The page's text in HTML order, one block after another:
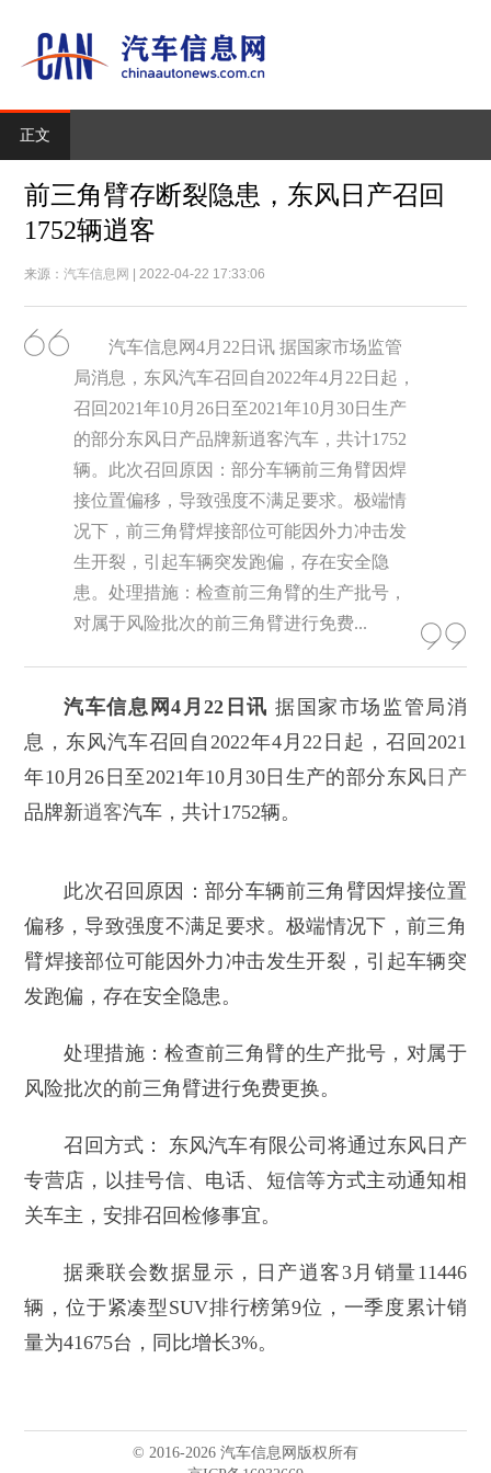
正文
前三角臂存断裂隐患，东风日产召回
1752辆逍客
来源：汽车信息网 | 2022-04-22 17:33:06
汽车信息网4月22日讯 据国家市场监管
局消息，东风汽车召回自2022年4月22日起，
召回2021年10月26日至2021年10月30日生产
的部分东风日产品牌新逍客汽车，共计1752
辆。此次召回原因：部分车辆前三角臂因焊
接位置偏移，导致强度不满足要求。极端情
况下，前三角臂焊接部位可能因外力冲击发
生开裂，引起车辆突发跑偏，存在安全隐
患。处理措施：检查前三角臂的生产批号，
对属于风险批次的前三角臂进行免费...
汽车信息网4月22日讯据国家市场监管局消
息，东风汽车召回自2022年4月22日起，召回2021
年10月26日至2021年10月30日生产的部分东风 日产
品牌新逍客汽车，共计1752辆。
此次召回原因：部分车辆前三角臂因焊接位置
偏移，导致强度不满足要求。极端情况下，前三角
臂焊接部位可能因外力冲击发生开裂，引起车辆突
发跑偏，存在安全隐患。
处理措施：检查前三角臂的生产批号，对属于
风险批次的前三角臂进行免费更换。
召回方式： 东风汽车有限公司将通过东风日产
专营店，以挂号信、电话、短信等方式主动通知相
关车主，安排召回检修事宜。
据乘联会数据显示，日产逍客3月销量11446
辆，位于紧凑型SUV排行榜第9位，一季度累计销
量为41675台，同比增长3%。
© 2016-2026 汽车信息网版权所有